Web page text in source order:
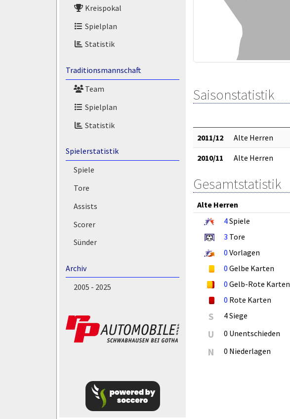
Kreispokal
Spielplan
Statistik
Traditionsmannschaft
Team
Spielplan
Statistik
Spielerstatistik
Spiele
Tore
Assists
Scorer
Sünder
Archiv
2005 - 2025
Saisonstatistik
2011/12 Alte Herren
2010/11 Alte Herren
Gesamtstatistik
Alte Herren
4Spiele
3 Tore
0 Vorlagen
0 Gelbe Karten
0 Gelb-Rote Karten
0 Rote Karten
S 4 Siege
U 0 Unentschieden
N 0 Niederlagen